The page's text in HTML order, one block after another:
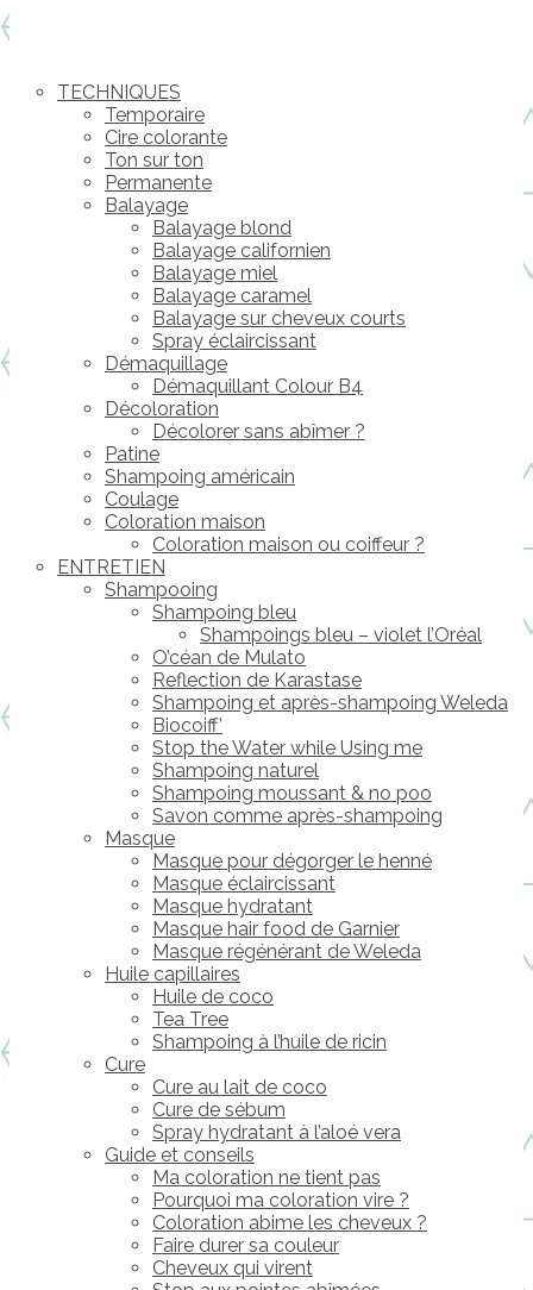
TECHNIQUES
Temporaire
Cire colorante
Ton sur ton
Permanente
Balayage
Balayage blond
Balayage californien
Balayage miel
Balayage caramel
Balayage sur cheveux courts
Spray éclaircissant
Démaquillage
Démaquillant Colour B4
Décoloration
Décolorer sans abîmer ?
Patine
Shampoing américain
Coulage
Coloration maison
Coloration maison ou coiffeur ?
ENTRETIEN
Shampooing
Shampoing bleu
Shampoings bleu – violet l’Oréal
O’céan de Mulato
Reflection de Karastase
Shampoing et après-shampoing Weleda
Biocoiff’
Stop the Water while Using me
Shampoing naturel
Shampoing moussant & no poo
Savon comme après-shampoing
Masque
Masque pour dégorger le henné
Masque éclaircissant
Masque hydratant
Masque hair food de Garnier
Masque régénérant de Weleda
Huile capillaires
Huile de coco
Tea Tree
Shampoing à l’huile de ricin
Cure
Cure au lait de coco
Cure de sébum
Spray hydratant à l’aloé vera
Guide et conseils
Ma coloration ne tient pas
Pourquoi ma coloration vire ?
Coloration abime les cheveux ?
Faire durer sa couleur
Cheveux qui virent